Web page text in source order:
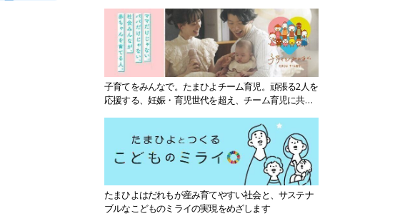
子育てをみんなで。たまひよチーム育児。頑張る2人を
応援する、妊娠・育児世代を超え、チーム育児に共感
たまひよはだれもが産み育てやすい社会と、サステナ
ブルなこどものミライの実現をめざします